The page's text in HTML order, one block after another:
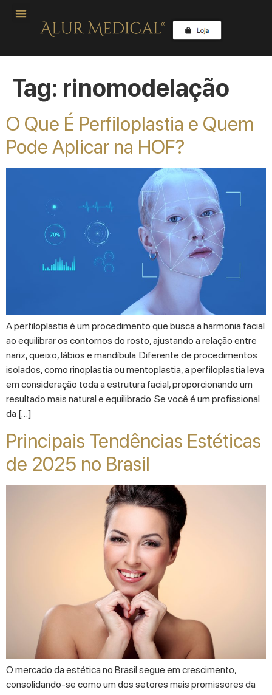
Tag: rinomodelação
O Que É Perfiloplastia e Quem
Pode Aplicar na HOF?
A perfiloplastia é um procedimento que busca a harmonia facial
ao equilibrar os contornos do rosto, ajustando a relação entre
nariz, queixo, lábios e mandíbula. Diferente de procedimentos
isolados, como rinoplastia ou mentoplastia, a perfiloplastia leva
em consideração toda a estrutura facial, proporcionando um
resultado mais natural e equilibrado. Se você é um profissional
da […]
Principais Tendências Estéticas
de 2025 no Brasil
O mercado da estética no Brasil segue em crescimento,
consolidando-se como um dos setores mais promissores da